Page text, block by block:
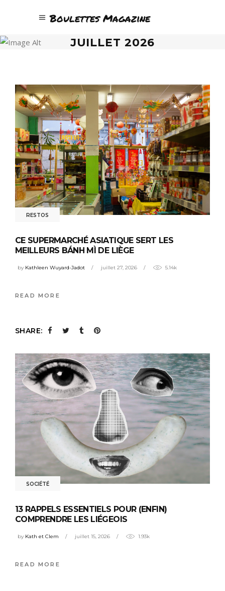
Boulettes Magazine
JUILLET 2026
RESTOS
CE SUPERMARCHÉ ASIATIQUE SERT LES
MEILLEURS BÁNH MÌ DE LIÈGE
by Kathleen Wuyard-Jadot juillet 27, 2026 5.14k
READ MORE
SHARE:
SOCIÉTÉ
13 RAPPELS ESSENTIELS POUR (ENFIN)
COMPRENDRE LES LIÉGEOIS
by Kath et Clem juillet 15, 2026 1.93k
READ MORE